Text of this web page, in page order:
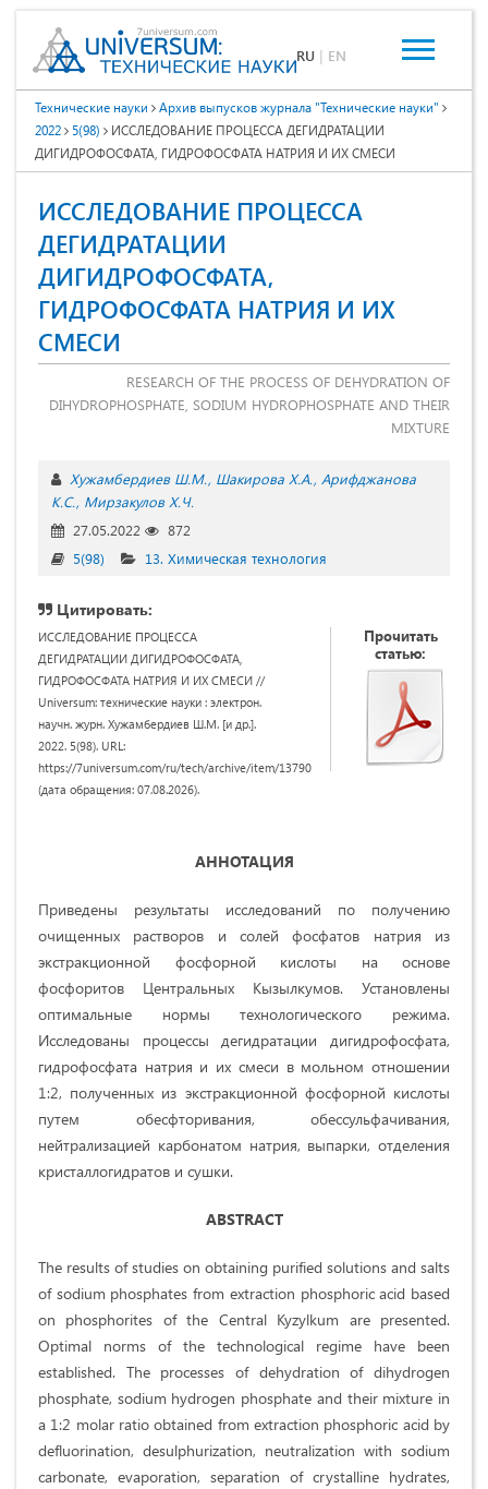
RU | EN
Технические науки
Архив выпусков журнала "Технические науки"
2022
5(98)
ИССЛЕДОВАНИЕ ПРОЦЕССА ДЕГИДРАТАЦИИ
ДИГИДРОФОСФАТА, ГИДРОФОСФАТА НАТРИЯ И ИХ СМЕСИ
ИССЛЕДОВАНИЕ ПРОЦЕССА
ДЕГИДРАТАЦИИ
ДИГИДРОФОСФАТА,
ГИДРОФОСФАТА НАТРИЯ И ИХ
СМЕСИ
RESEARCH OF THE PROCESS OF DEHYDRATION OF
DIHYDROPHOSPHATE, SODIUM HYDROPHOSPHATE AND THEIR
MIXTURE
Хужамбердиев Ш.М. Шакирова Х.А. Арифджанова
К.С. Мирзакулов Х.Ч.
27.05.2022
872
5(98)
13. Химическая технология
Цитировать:
ИССЛЕДОВАНИЕ ПРОЦЕССА
ДЕГИДРАТАЦИИ ДИГИДРОФОСФАТА,
ГИДРОФОСФАТА НАТРИЯ И ИХ СМЕСИ //
Universum: технические науки : электрон.
научн. журн. Хужамбердиев Ш.М. [и др.].
2022. 5(98). URL:
https://7universum.com/ru/tech/archive/item/13790
(дата обращения: 07.08.2026).
Прочитать
статью:
АННОТАЦИЯ
Приведены результаты исследований по получению
очищенных растворов и солей фосфатов натрия из
экстракционной фосфорной кислоты на основе
фосфоритов Центральных Кызылкумов. Установлены
оптимальные нормы технологического режима.
Исследованы процессы дегидратации дигидрофосфата,
гидрофосфата натрия и их смеси в мольном отношении
1:2, полученных из экстракционной фосфорной кислоты
путем обесфторивания, обессульфачивания,
нейтрализацией карбонатом натрия, выпарки, отделения
кристаллогидратов и сушки.
ABSTRACT
The results of studies on obtaining purified solutions and salts
of sodium phosphates from extraction phosphoric acid based
on phosphorites of the Central Kyzylkum are presented.
Optimal norms of the technological regime have been
established. The processes of dehydration of dihydrogen
phosphate, sodium hydrogen phosphate and their mixture in
a 1:2 molar ratio obtained from extraction phosphoric acid by
defluorination, desulphurization, neutralization with sodium
carbonate, evaporation, separation of crystalline hydrates,